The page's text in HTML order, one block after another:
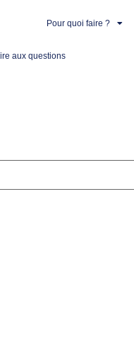
Pour quoi faire ?
aux questions